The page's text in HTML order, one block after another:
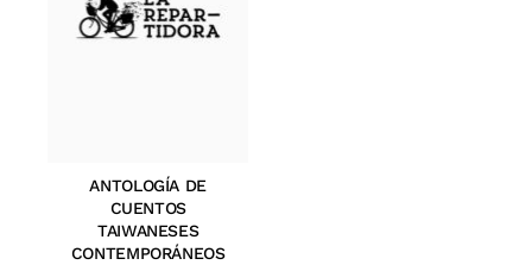
ANTOLOGÍA DE
CUENTOS
TAIWANESES
CONTEMPORÁNEOS